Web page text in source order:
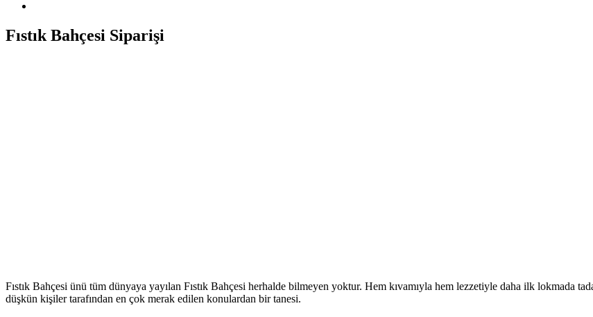
Fıstık Bahçesi Siparişi
Fıstık Bahçesi ünü tüm dünyaya yayılan Fıstık Bahçesi herhalde bilmeyen yoktur. Hem kıvamıyla hem lezzetiyle daha ilk lokmada
düşkün kişiler tarafından en çok merak edilen konulardan bir tanesi.